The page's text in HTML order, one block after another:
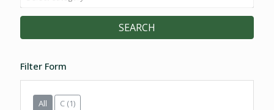
SEARCH
Filter Form
All C (1)